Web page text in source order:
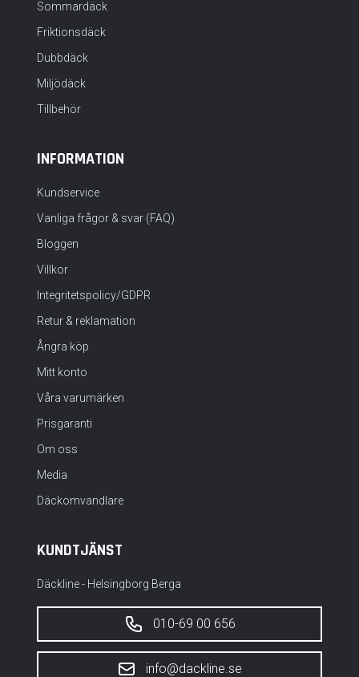
Sommardäck
Friktionsdäck
Dubbdäck
Miljödäck
Tillbehör
INFORMATION
Kundservice
Vanliga frågor & svar (FAQ)
Bloggen
Villkor
Integritetspolicy/GDPR
Retur & reklamation
Ångra köp
Mitt konto
Våra varumärken
Prisgaranti
Om oss
Media
Däckomvandlare
KUNDTJÄNST
Däckline - Helsingborg Berga
010-69 00 656
info@dackline.se